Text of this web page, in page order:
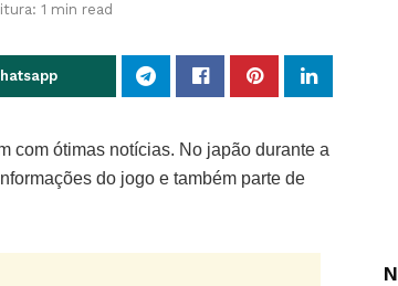
1 min read
com ótimas notícias. No japão durante a
do jogo e também parte de